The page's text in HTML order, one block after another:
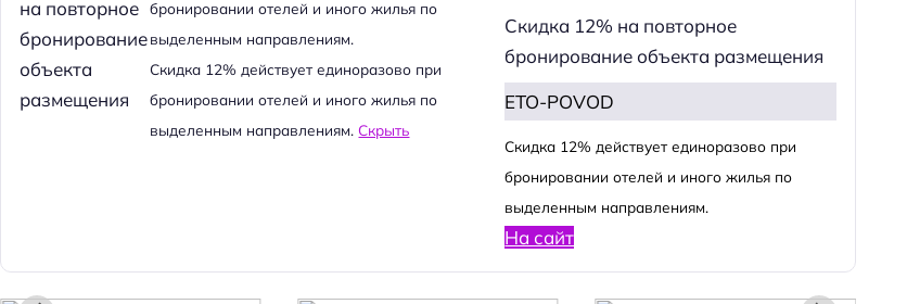
бронировании отелей и иного жилья по
выделенным направлениям.
Cкидка 12% действует единоразово при
бронировании отелей и иного жилья по
выделенным направлениям.Скрыть
Скидка 12% на повторное
бронирование объекта размещения
ETO-POVOD
Cкидка 12% действует единоразово при
бронировании отелей и иного жилья по
выделенным направлениям.
На сайт